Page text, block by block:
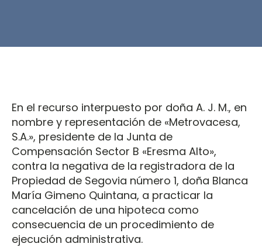
En el recurso interpuesto por doña A. J. M., en
nombre y representación de «Metrovacesa,
S.A.», presidente de la Junta de
Compensación Sector B «Eresma Alto»,
contra la negativa de la registradora de la
Propiedad de Segovia número 1, doña Blanca
María Gimeno Quintana, a practicar la
cancelación de una hipoteca como
consecuencia de un procedimiento de
ejecución administrativa.